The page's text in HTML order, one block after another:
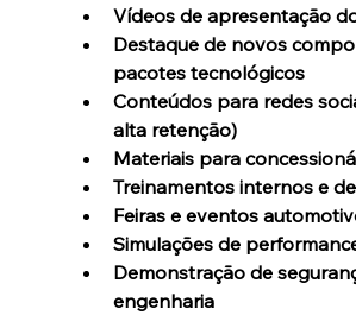
Vídeos de apresentação
Destaque de novos
pacotes tecnológicos
Conteúdos para redes
alta retenção)
Materiais para
Treinamentos internos e
Feiras e eventos
Simulações de
Demonstração de
engenharia